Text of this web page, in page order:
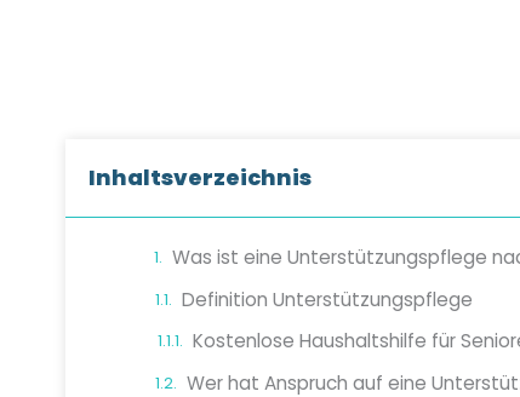
Inhaltsverzeichnis
Definition Unterstützungspflege